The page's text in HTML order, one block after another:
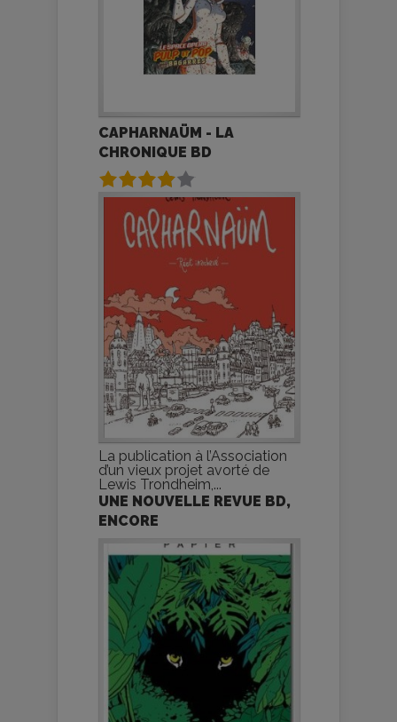
CAPHARNAÜM - LA
CHRONIQUE BD
La publication à l’Association
d’un vieux projet avorté de
Lewis Trondheim,...
UNE NOUVELLE REVUE BD,
ENCORE